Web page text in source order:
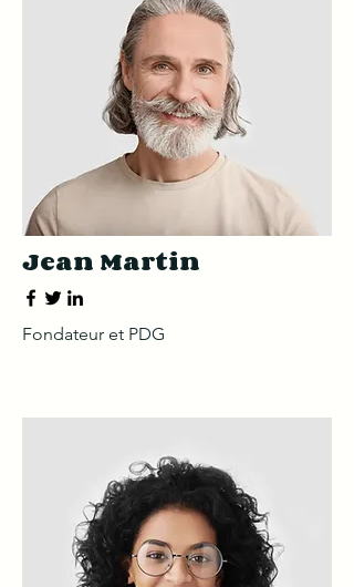
Jean Martin
Fondateur et PDG